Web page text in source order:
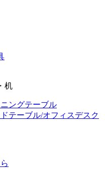
机
ングテーブル
テーブル/オフィスデスク